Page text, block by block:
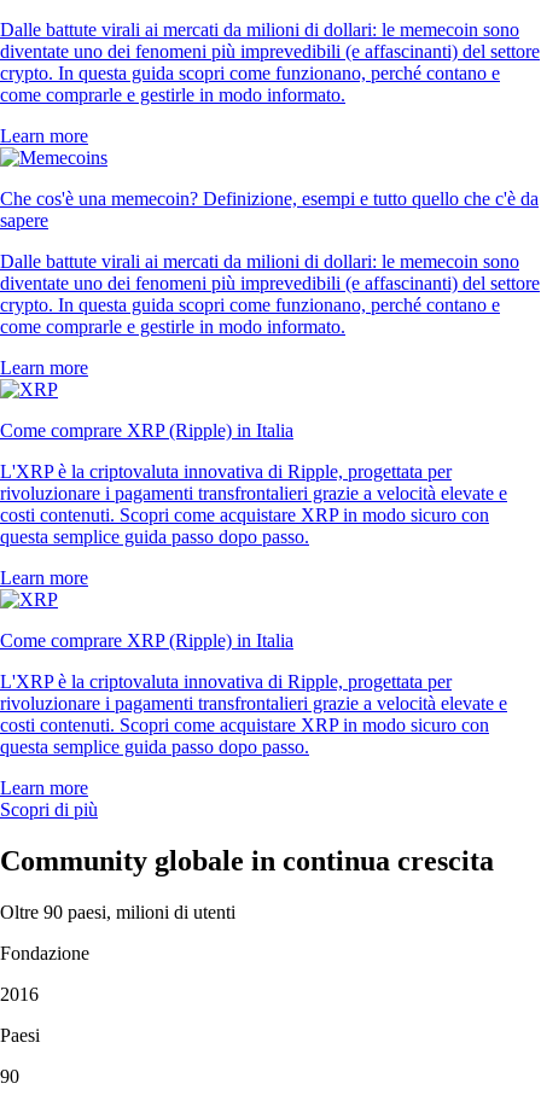
Dalle battute virali ai mercati da milioni di dollari: le memecoin sono
diventate uno dei fenomeni più imprevedibili (e affascinanti) del settore
crypto. In questa guida scopri come funzionano, perché contano e
come comprarle e gestirle in modo informato.
Learn more
Che cos'è una memecoin? Definizione, esempi e tutto quello che c'è da
sapere
Dalle battute virali ai mercati da milioni di dollari: le memecoin sono
diventate uno dei fenomeni più imprevedibili (e affascinanti) del settore
crypto. In questa guida scopri come funzionano, perché contano e
come comprarle e gestirle in modo informato.
Learn more
Come comprare XRP (Ripple) in Italia
L'XRP è la criptovaluta innovativa di Ripple, progettata per
rivoluzionare i pagamenti transfrontalieri grazie a velocità elevate e
costi contenuti. Scopri come acquistare XRP in modo sicuro con
questa semplice guida passo dopo passo.
Learn more
Come comprare XRP (Ripple) in Italia
L'XRP è la criptovaluta innovativa di Ripple, progettata per
rivoluzionare i pagamenti transfrontalieri grazie a velocità elevate e
costi contenuti. Scopri come acquistare XRP in modo sicuro con
questa semplice guida passo dopo passo.
Learn more
Scopri di più
Community globale in continua crescita
Oltre 90 paesi, milioni di utenti
Fondazione
2016
Paesi
90